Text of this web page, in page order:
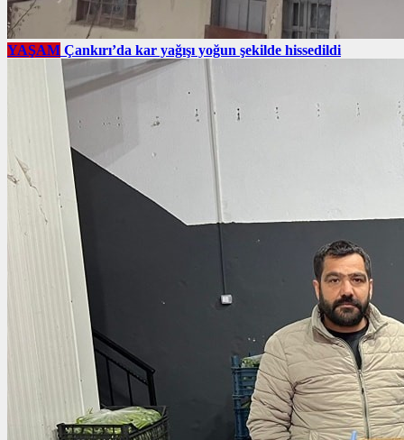
YAŞAM Çankırı’da kar yağışı yoğun şekilde hissedildi